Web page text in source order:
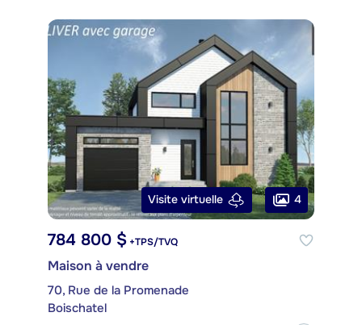
Visite virtuelle 4
784 800 $ +TPS/TVQ
Maison à vendre
70, Rue de la Promenade
Boischatel